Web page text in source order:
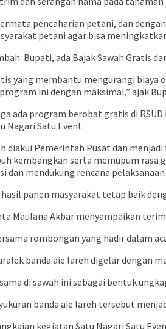
pencaharian petani, dan
petani agar bisa
Bupati, ada Bajak Sawah Gratis
yang membantu mengurangi
ini dengan maksimal,” ajak
ada program berobat gratis di
Nagari Satu Event.
diakui Pemerintah Pusat dan
kembangkan serta memupum
dan mendukung rencana
hasil panen masyarakat tetap baik
Maulana Akbar menyampaikan
rombongan yang hadir dalam
banda aie lareh digelar dengan
di sawah ini sebagai bentuk
banda aie lareh tersebut
kegiatan Satu Nagari Satu